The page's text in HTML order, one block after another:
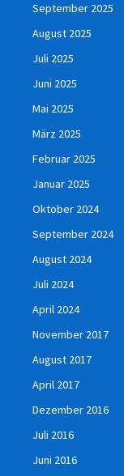
September 2025
August 2025
Juli 2025
Juni 2025
Mai 2025
März 2025
Februar 2025
Januar 2025
Oktober 2024
September 2024
August 2024
Juli 2024
April 2024
November 2017
August 2017
April 2017
Dezember 2016
Juli 2016
Juni 2016